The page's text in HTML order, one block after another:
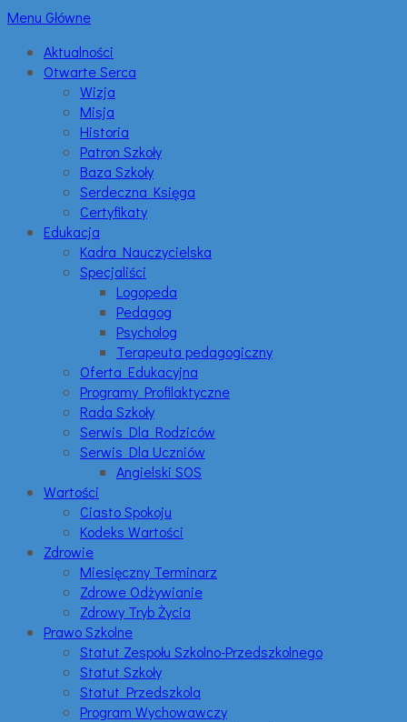
Menu Główne
Aktualności
Otwarte Serca
Wizja
Misja
Historia
Patron Szkoły
Baza Szkoły
Serdeczna Księga
Certyfikaty
Edukacja
Kadra Nauczycielska
Specjaliści
Logopeda
Pedagog
Psycholog
Terapeuta pedagogiczny
Oferta Edukacyjna
Programy Profilaktyczne
Rada Szkoły
Serwis Dla Rodziców
Serwis Dla Uczniów
Angielski SOS
Wartości
Ciasto Spokoju
Kodeks Wartości
Zdrowie
Miesięczny Terminarz
Zdrowe Odżywianie
Zdrowy Tryb Życia
Prawo Szkolne
Statut Zespołu Szkolno-Przedszkolnego
Statut Szkoły
Statut Przedszkola
Program Wychowawczy